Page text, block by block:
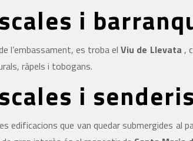
i
l’embassament, es troba elViu de Llevata ,
ràpels i tobogans.
i
edificacions que van quedar submergides al